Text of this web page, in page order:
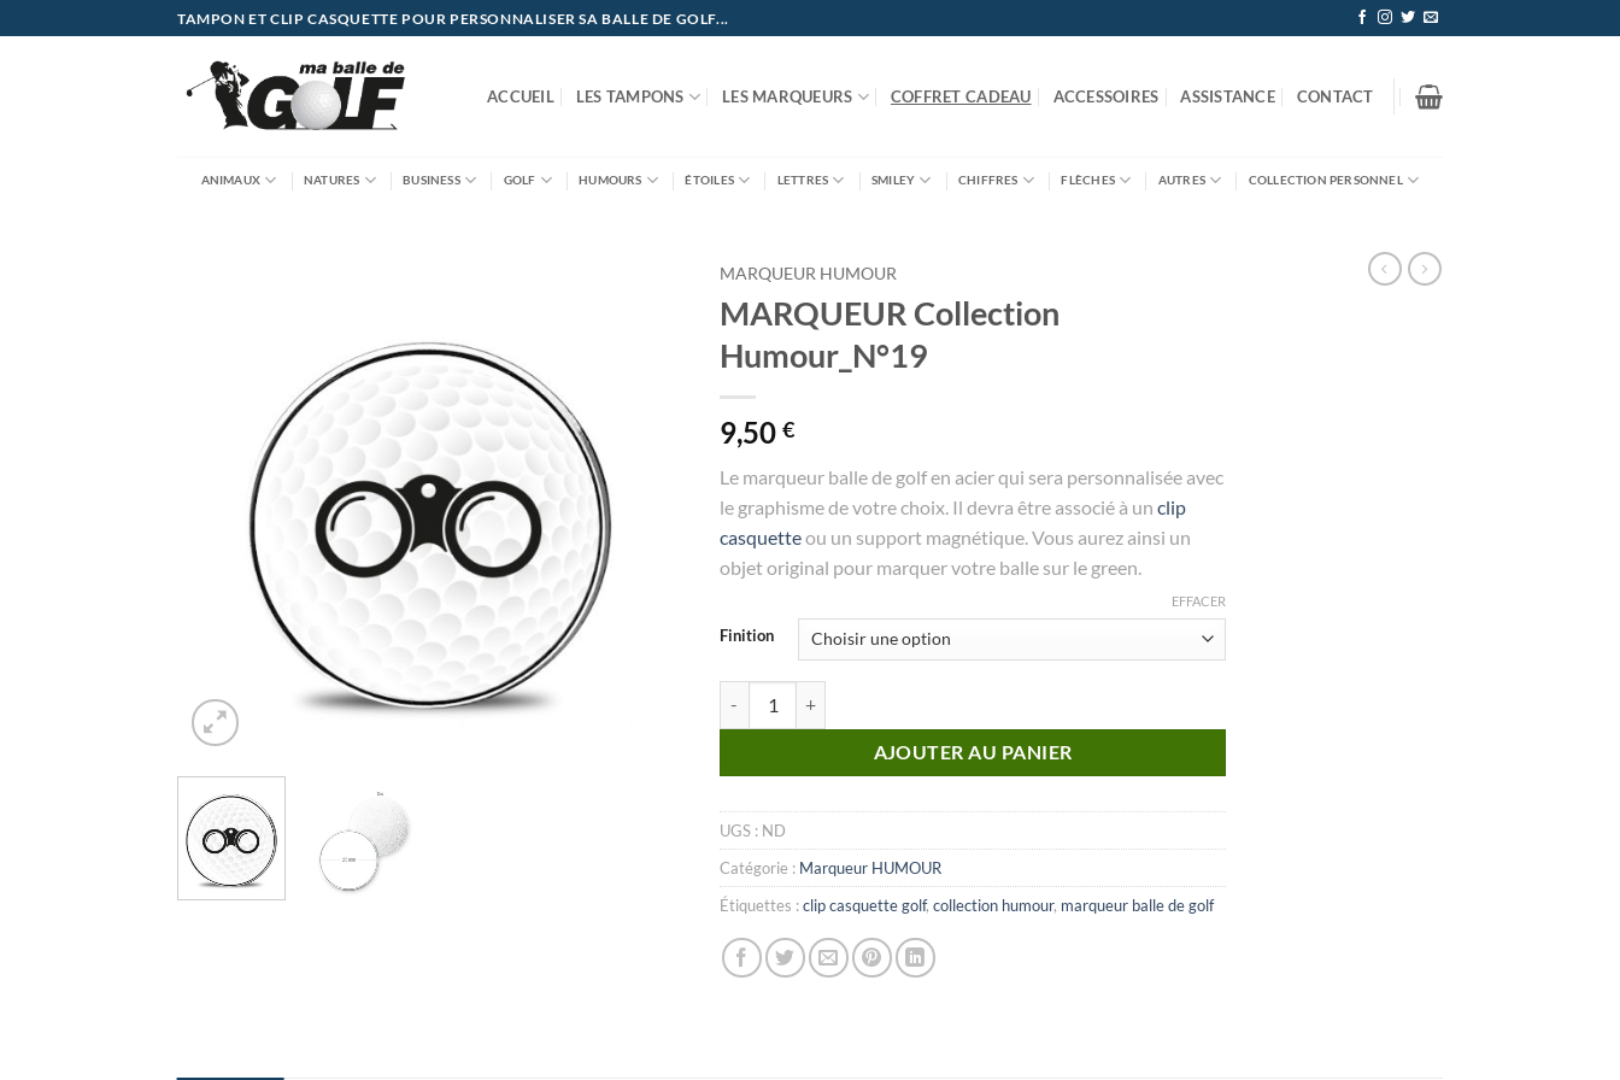
au
TAMPON ET CLIP CASQUETTE POUR PERSONNALISER SA BALLE DE GOLF...
ACCUEIL LES TAMPONS LES MARQUEURS COFFRET CADEAU ACCESSOIRES ASSISTANCE CONTACT
ANIMAUX NATURES BUSINESS GOLF HUMOURS ÉTOILES LETTRES SMILEY CHIFFRES FLÈCHES AUTRES COLLECTION PERSONNEL
MARQUEUR HUMOUR
MARQUEUR Collection
Humour_N°19
9,50 €
Le marqueur balle de golf en acier qui sera personnalisée avec
le graphisme de votre choix. Il devra être associé à un clip
casquetteou un support magnétique. Vous aurez ainsi un
objet original pour marquer votre balle sur le green.
Finition
EFFACER
AJOUTER AU PANIER
UGS : ND
Catégorie : Marqueur HUMOUR
Étiquettes :clip casquette golf, collection humour, marqueur balle de golf